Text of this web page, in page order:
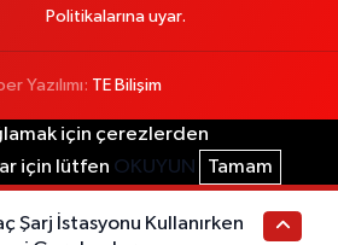
Politikalarına uyar.
Yazılımı: TE Bilişim
için çerezlerden
için lütfen OKUYUN Tamam
Şarj İstasyonu Kullanırken